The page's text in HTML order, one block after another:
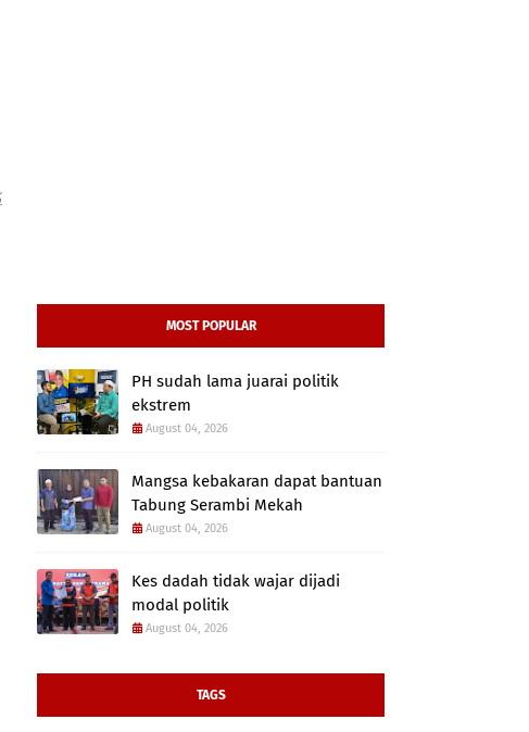
MOST POPULAR
PH sudah lama juarai politik
ekstrem
August 04, 2026
Mangsa kebakaran dapat bantuan
Tabung Serambi Mekah
August 04, 2026
Kes dadah tidak wajar dijadi
modal politik
August 04, 2026
TAGS